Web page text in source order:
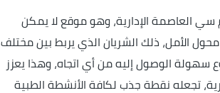
سي العاصمة الإدارية، وهو موقع لا يمكن
الأمل، ذلك الشريان الذي يربط بين مختلف
سهولة الوصول إليه من أي اتجاه، وهذا يعزز
تجعله نقطة جذب لكافة الأنشطة الطبية